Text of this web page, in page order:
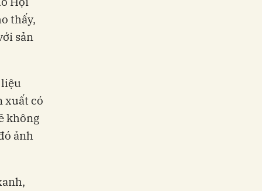
thấy,
sản
xuất có
không
ảnh